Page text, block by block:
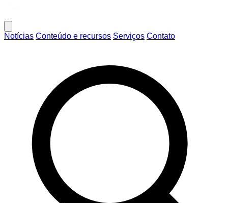
Notícias Conteúdo e recursos Serviços Contato